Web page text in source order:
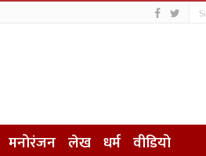
मनोरंजन लेख धर्म वीडियो